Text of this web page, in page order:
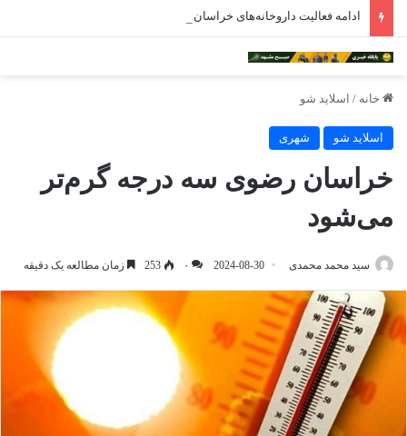
خانه / اسلاید شو
اسلاید شو شهری
خراسان رضوی سه درجه گرم‌تر
می‌شود
سید محمد محمدی 2024-08-30 ۰ 253 زمان مطالعه یک دقیقه